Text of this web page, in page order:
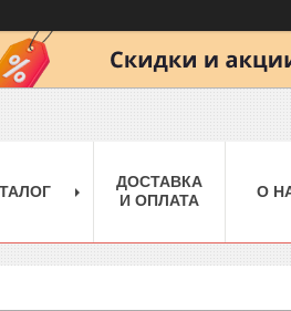
ДОСТАВКА
И ОПЛАТА
О